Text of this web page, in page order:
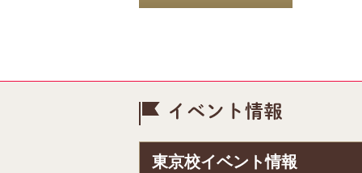
東京校イベント情報